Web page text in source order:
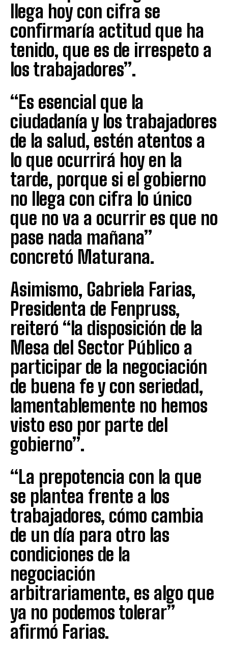
llega hoy con cifra se
confirmaría actitud que ha
tenido, que es de irrespeto a
los trabajadores”.
“Es esencial que la
ciudadanía y los trabajadores
de la salud, estén atentos a
lo que ocurrirá hoy en la
tarde, porque si el gobierno
no llega con cifra lo único
que no va a ocurrir es que no
pase nada mañana”
concretó Maturana.
Asimismo, Gabriela Farias,
Presidenta de Fenpruss,
reiteró “la disposición de la
Mesa del Sector Público a
participar de la negociación
de buena fe y con seriedad,
lamentablemente no hemos
visto eso por parte del
gobierno”.
“La prepotencia con la que
se plantea frente a los
trabajadores, cómo cambia
de un día para otro las
condiciones de la
negociación
arbitrariamente, es algo que
ya no podemos tolerar”
afirmó Farias.